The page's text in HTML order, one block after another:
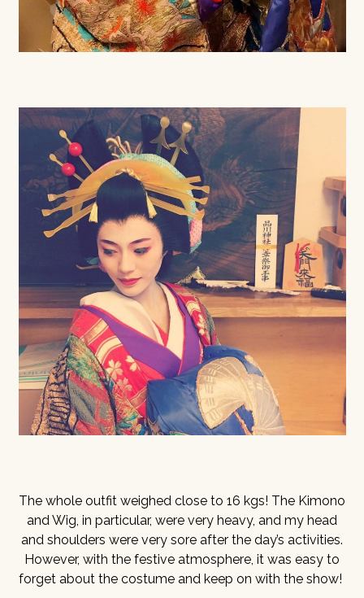
The whole outfit weighed close to 16 kgs! The Kimono
and Wig, in particular, were very heavy, and my head
and shoulders were very sore after the day’s activities.
However, with the festive atmosphere, it was easy to
forget about the costume and keep on with the show!